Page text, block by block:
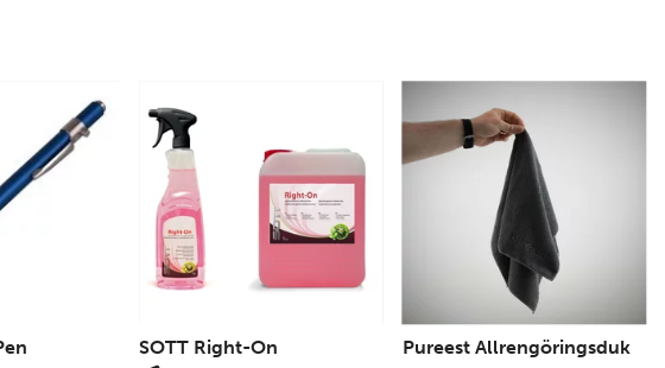
SOTT Right-On Pureest Allrengöringsduk